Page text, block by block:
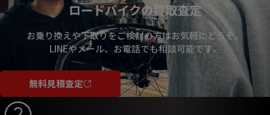
ロードバイクの買取査定
お乗り換えや下取りをご検討の方はお気軽にどうぞ。
LINEやメール、お電話でも相談可能です。
無料見積査定